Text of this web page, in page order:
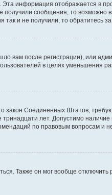
информация отображается в
сообщения, то возможно
и не получили, то обратитесь
вам после регистрации), или
в целях уменьшения
закон Соединенных Штатов,
лет. Допустимо
по правовым вопросам и
Также он мог вообще